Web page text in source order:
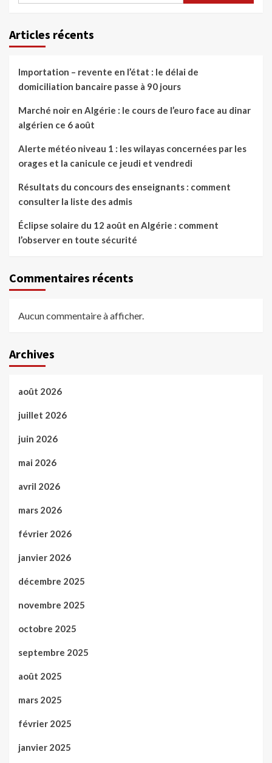
Articles récents
Importation – revente en l’état : le délai de
domiciliation bancaire passe à 90 jours
Marché noir en Algérie : le cours de l’euro face au dinar
algérien ce 6 août
Alerte météo niveau 1 : les wilayas concernées par les
orages et la canicule ce jeudi et vendredi
Résultats du concours des enseignants : comment
consulter la liste des admis
Éclipse solaire du 12 août en Algérie : comment
l’observer en toute sécurité
Commentaires récents
Aucun commentaire à afficher.
Archives
août 2026
juillet 2026
juin 2026
mai 2026
avril 2026
mars 2026
février 2026
janvier 2026
décembre 2025
novembre 2025
octobre 2025
septembre 2025
août 2025
mars 2025
février 2025
janvier 2025